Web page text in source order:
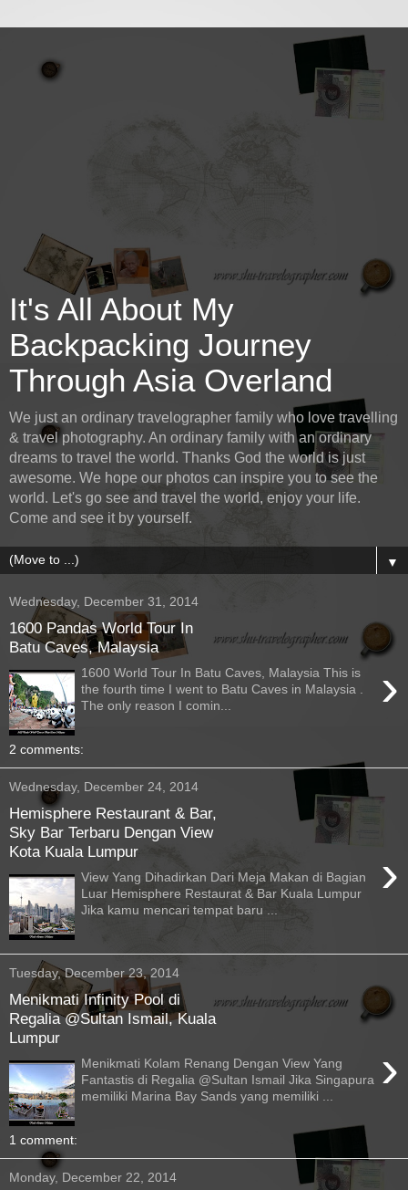
It's All About My
Backpacking Journey
Through Asia Overland
We just an ordinary travelographer family who love travelling
& travel photography. An ordinary family with an ordinary
dreams to travel the world. Thanks God the world is just
awesome. We hope our photos can inspire you to see the
world. Let's go see and travel the world, enjoy your life.
Come and see it by yourself.
▼
Wednesday, December 31, 2014
1600 Pandas World Tour In
Batu Caves, Malaysia
›
1600 World Tour In Batu Caves, Malaysia This is
the fourth time I went to Batu Caves in Malaysia .
The only reason I comin...
2 comments:
Wednesday, December 24, 2014
Hemisphere Restaurant & Bar,
Sky Bar Terbaru Dengan View
Kota Kuala Lumpur
›
View Yang Dihadirkan Dari Meja Makan di Bagian
Luar Hemisphere Restaurat & Bar Kuala Lumpur
Jika kamu mencari tempat baru ...
Tuesday, December 23, 2014
Menikmati Infinity Pool di
Regalia @Sultan Ismail, Kuala
Lumpur
›
Menikmati Kolam Renang Dengan View Yang
Fantastis di Regalia @Sultan Ismail Jika Singapura
memiliki Marina Bay Sands yang memiliki ...
1 comment:
Monday, December 22, 2014